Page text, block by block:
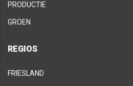
PRODUCTIE
GROEN
REGIOS
FRIESLAND